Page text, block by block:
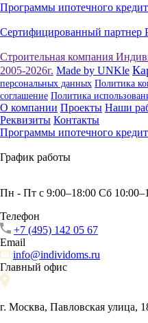
Программы ипотечного
Сертифицированный партнер
Строительная компания
2005-2026г. Made by UNKle
персональных данных Политика
соглашение Политика
О компании Проекты Наши
Реквизиты Контакты
Программы ипотечного
График работы
Пн - Пт с 9:00–18:00 Сб
Телефон
+7 (495) 142 05 67
Email
info@individoms.ru
Главный офис
г. Москва, Павловская улица,